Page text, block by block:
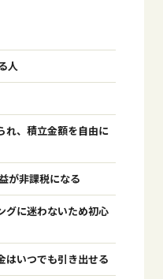
人
、積立金額を自由に
が非課税になる
に迷わないため初心
いつでも引き出せる